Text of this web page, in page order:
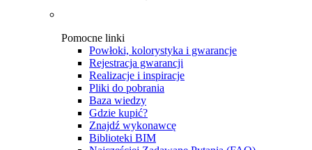
Pomocne linki
Powłoki, kolorystyka i gwarancje
Rejestracja gwarancji
Realizacje i inspiracje
Pliki do pobrania
Baza wiedzy
Gdzie kupić?
Znajdź wykonawcę
Biblioteki BIM